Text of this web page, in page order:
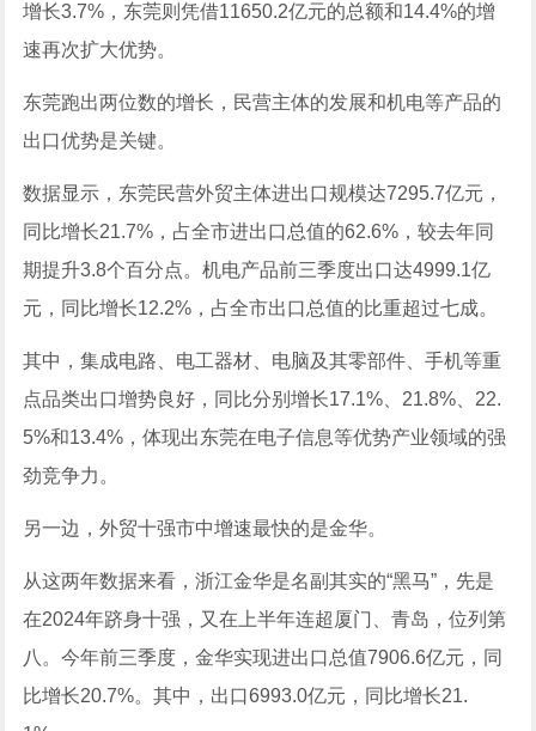
增长3.7%，东莞则凭借11650.2亿元的总额和14.4%的增
速再次扩大优势。
东莞跑出两位数的增长，民营主体的发展和机电等产品的
出口优势是关键。
数据显示，东莞民营外贸主体进出口规模达7295.7亿元，
同比增长21.7%，占全市进出口总值的62.6%，较去年同
期提升3.8个百分点。机电产品前三季度出口达4999.1亿
元，同比增长12.2%，占全市出口总值的比重超过七成。
其中，集成电路、电工器材、电脑及其零部件、手机等重
点品类出口增势良好，同比分别增长17.1%、21.8%、22.
5%和13.4%，体现出东莞在电子信息等优势产业领域的强
劲竞争力。
另一边，外贸十强市中增速最快的是金华。
从这两年数据来看，浙江金华是名副其实的“黑马”，先是
在2024年跻身十强，又在上半年连超厦门、青岛，位列第
八。今年前三季度，金华实现进出口总值7906.6亿元，同
比增长20.7%。其中，出口6993.0亿元，同比增长21.